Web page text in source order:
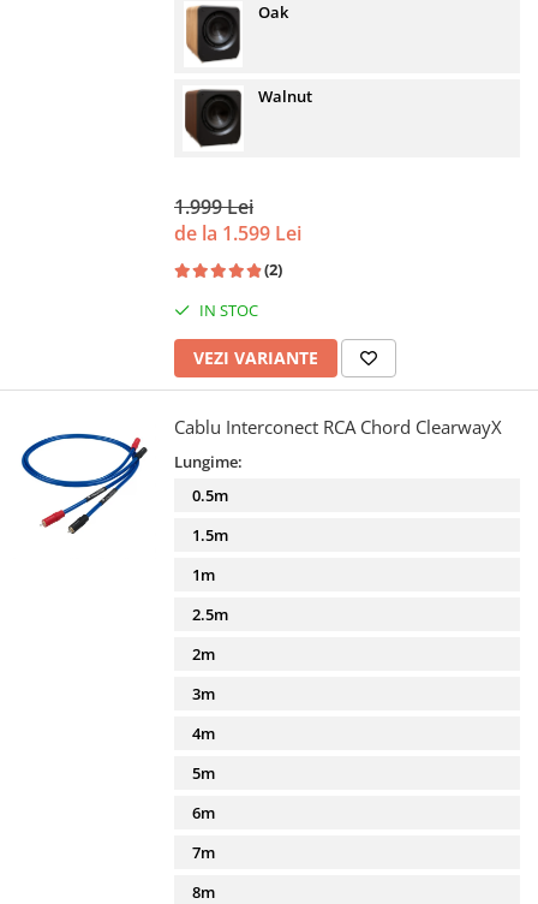
Oak
Walnut
1.999 Lei
de la 1.599 Lei
(2)
IN STOC
VEZI VARIANTE
Cablu Interconect RCA Chord ClearwayX
Lungime:
0.5m
1.5m
1m
2.5m
2m
3m
4m
5m
6m
7m
8m